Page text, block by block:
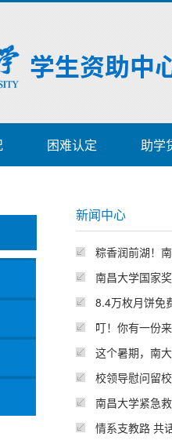
困难认定 助学
新闻中心
粽香润前湖！
南昌大学国家
8.4万枚月饼免
叮！你有一份
这个暑期，南
校领导慰问留
南昌大学紧急
情系支教路 共